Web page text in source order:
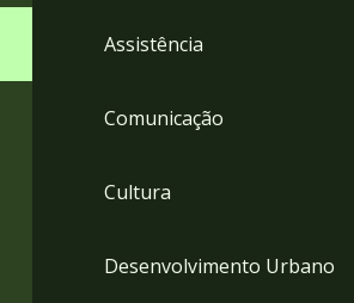
Assistência
Comunicação
Cultura
Desenvolvimento Urbano